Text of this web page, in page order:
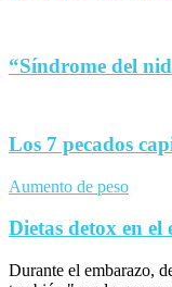
“Síndrome del
Los 7 pecados
Aumento de peso
Dietas detox en el
Durante el embarazo,